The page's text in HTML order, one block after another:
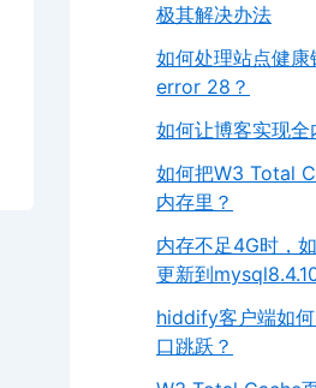
极其解决办法
如何处理站点健
error 28？
如何让博客实现全
如何把W3 Total
内存里？
内存不足4G时，
更新到
hiddify客户端如
口跳跃？